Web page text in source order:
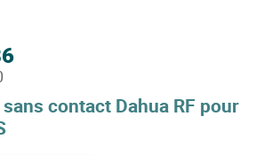
contact Dahua RF pour